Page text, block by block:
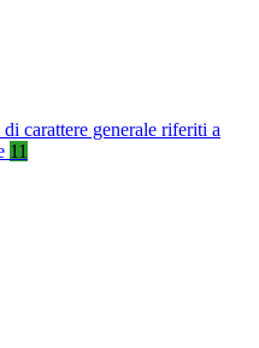
carattere generale riferiti a
11